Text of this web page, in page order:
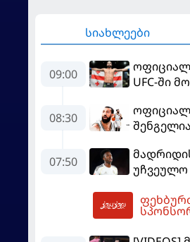
სიახლეები
09:00
UFC-ში
08:30
07:50
უჩვეულო